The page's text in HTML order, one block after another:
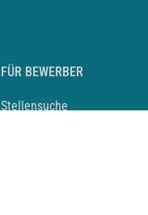
FÜR BEWERBER
Stellensuche